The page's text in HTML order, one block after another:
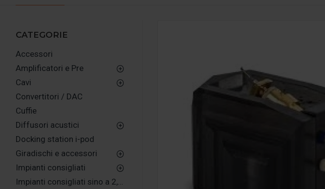
CATEGORIE
Accessori
Amplificatori e Pre
Cavi
Convertitori / DAC
Cuffie
Diffusori acustici
Docking station i-pod
Giradischi e accessori
Impianti consigliati
Impianti consigliati sino a 2,500,00 euro